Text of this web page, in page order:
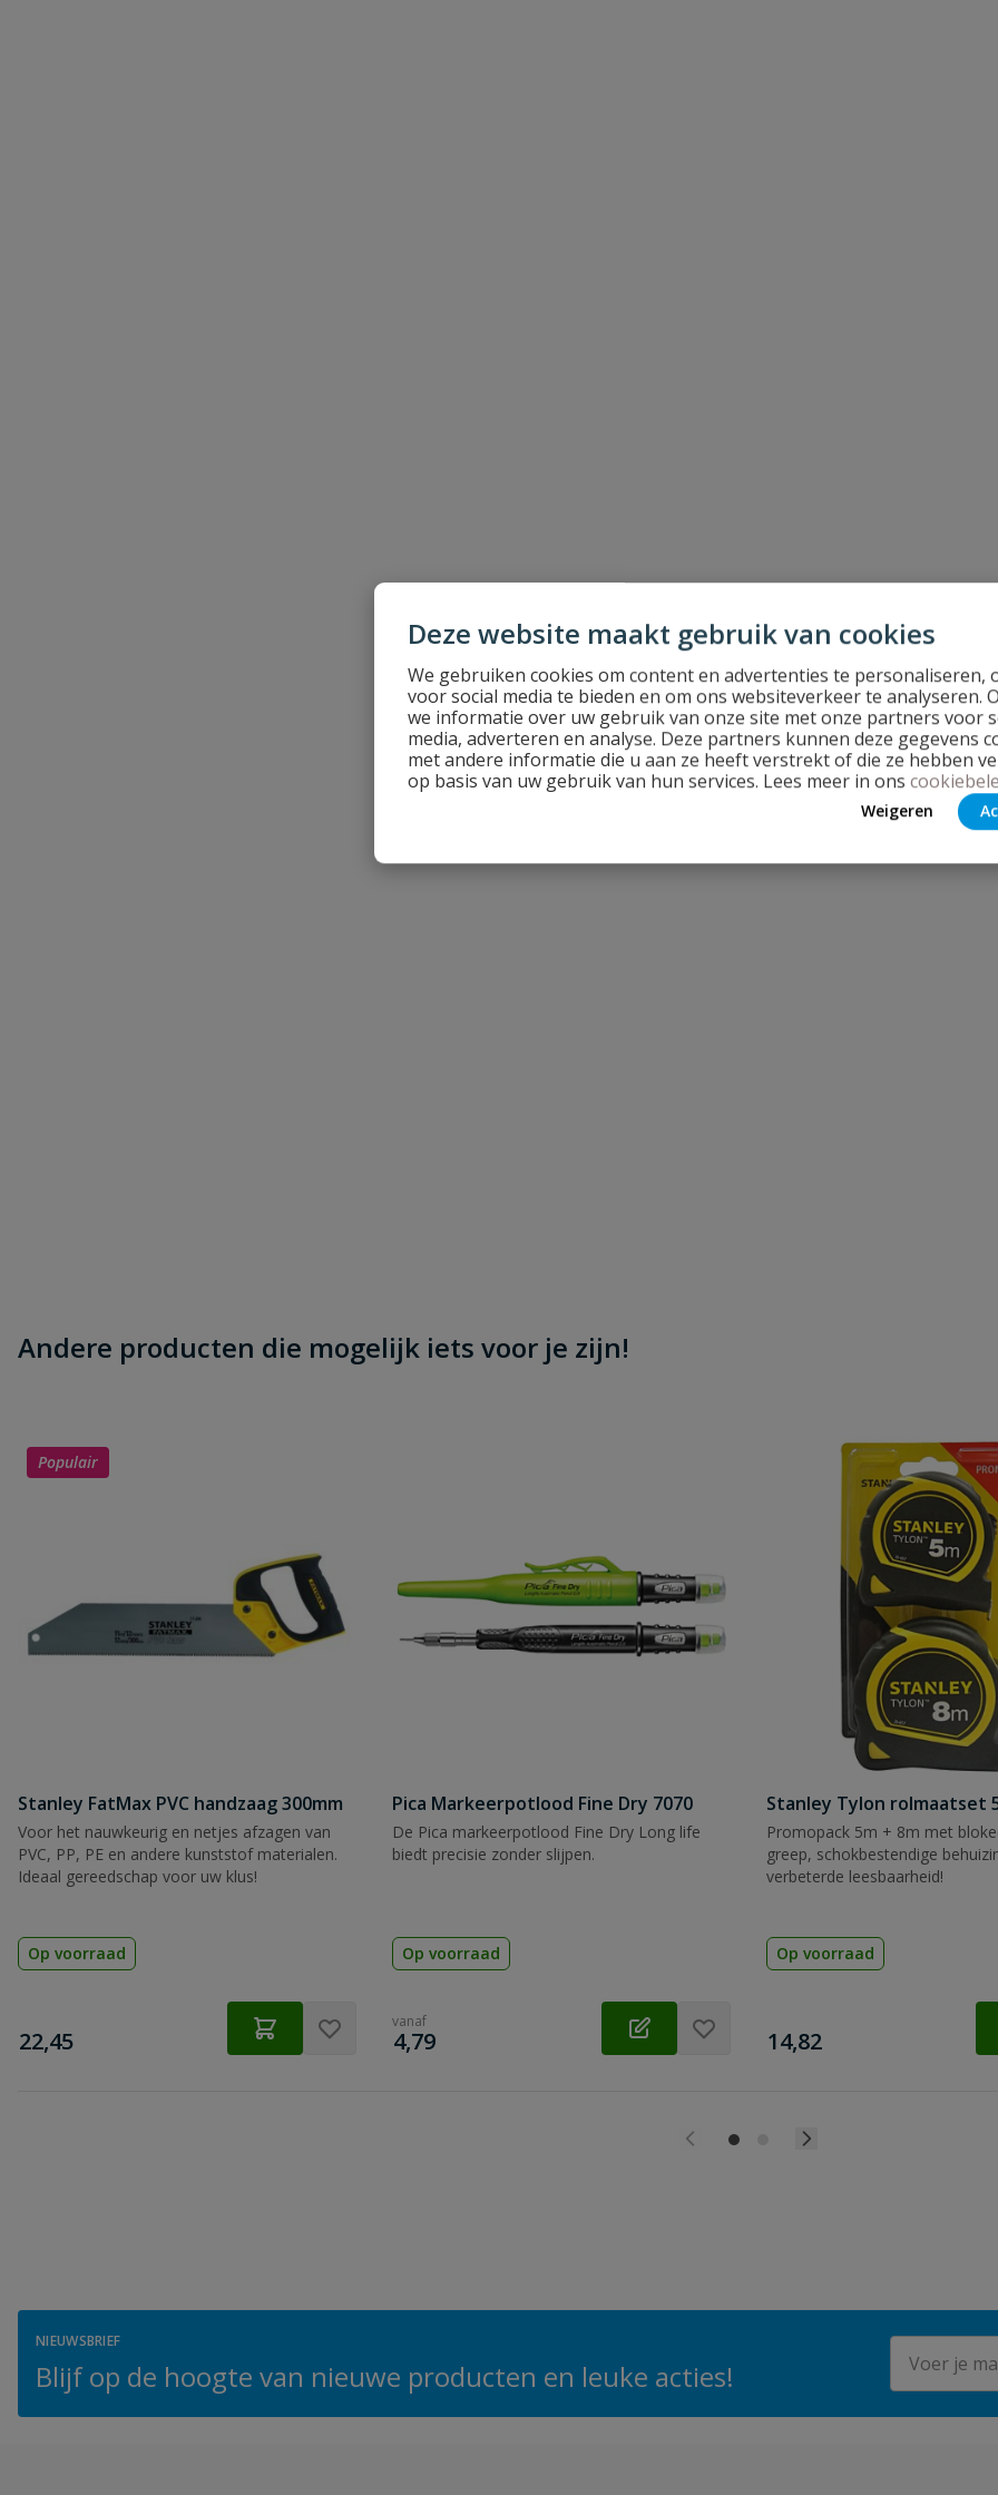
Deze website maakt gebruik van cookies
We gebruiken cookies om content en advertenties te personaliseren,
voor social media te bieden en om ons websiteverkeer te analyseren.
we informatie over uw gebruik van onze site met onze partners voor
media, adverteren en analyse. Deze partners kunnen deze gegevens
met andere informatie die u aan ze heeft verstrekt of die ze hebben
op basis van uw gebruik van hun services. Lees meer in ons
Weigeren
Andere producten die mogelijk iets voor je zijn!
Populair
Stanley FatMax PVC handzaag 300mm
Voor het nauwkeurig en netjes afzagen van
PVC, PP, PE en andere kunststof materialen.
Ideaal gereedschap voor uw klus!
Op voorraad
€
22,45
Pica Markeerpotlood Fine Dry 7070
De Pica markeerpotlood Fine Dry Long life
biedt precisie zonder slijpen.
Op voorraad
vanaf
€
4,79
Stanley Tylon rolmaatset
Promopack 5m + 8m met
greep, schokbestendige
verbeterde leesbaarheid!
Op voorraad
€
14,82
NIEUWSBRIEF
Blijf op de hoogte van nieuwe producten en leuke acties!